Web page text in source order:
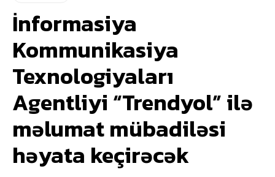
İnformasiya
Kommunikasiya
Texnologiyaları
Agentliyi “Trendyol” ilə
məlumat mübadiləsi
həyata keçirəcək